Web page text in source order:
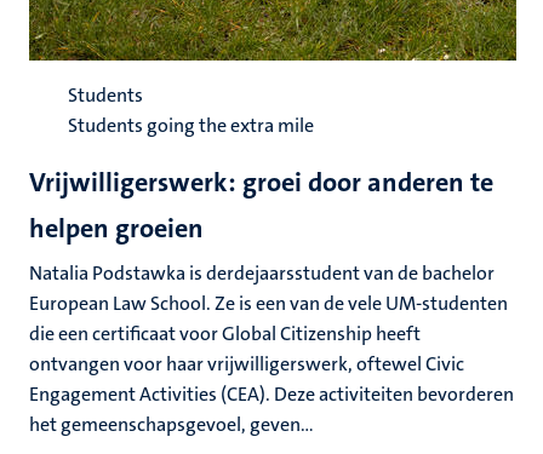
Students
Students going the extra mile
Vrijwilligerswerk: groei door anderen te
helpen groeien
Natalia Podstawka is derdejaarsstudent van de bachelor
European Law School. Ze is een van de vele UM-studenten
die een certificaat voor Global Citizenship heeft
ontvangen voor haar vrijwilligerswerk, oftewel Civic
Engagement Activities (CEA). Deze activiteiten bevorderen
het gemeenschapsgevoel, geven...